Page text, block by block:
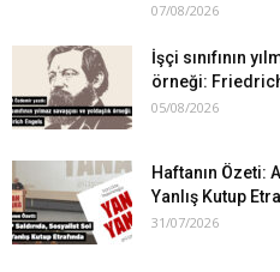
07/08/2026
İşçi sınıfının
örneği:
05/08/2026
Haftanın Özeti:
Yanlış Kutup
31/07/2026